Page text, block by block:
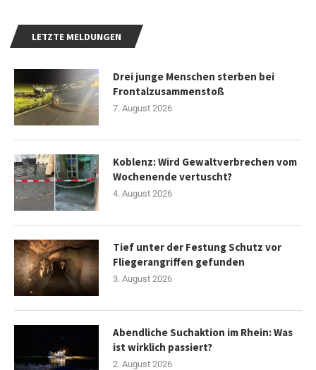
LETZTE MELDUNGEN
Drei junge Menschen sterben bei
Frontalzusammenstoß
7. August 2026
Koblenz: Wird Gewaltverbrechen vom
Wochenende vertuscht?
4. August 2026
Tief unter der Festung Schutz vor
Fliegerangriffen gefunden
3. August 2026
Abendliche Suchaktion im Rhein: Was
ist wirklich passiert?
2. August 2026